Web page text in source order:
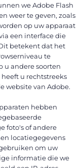
we Adobe Flash
weer te geven, zoals
op uw apparaat
een interface die
betekent dat het
te
u andere soorten
u rechtstreeks
website van Adobe.
hebben
foto's of andere
locatiegegevens
om uw
informatie die we